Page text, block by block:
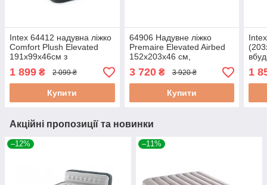
Intex 64412 надувна ліжко
Comfort Plush Elevated
191х99х46см з
вбудованим
електронасосом
1 899 ₴ 2 099 ₴
Купити
64906 Надувне ліжко
Premaire Elevated Airbed
152х203х46 см,
вбудований насос 220V
3 720₴ 3 920 ₴
Купити
1
Акційні пропозиції та новинки
–12% –11%